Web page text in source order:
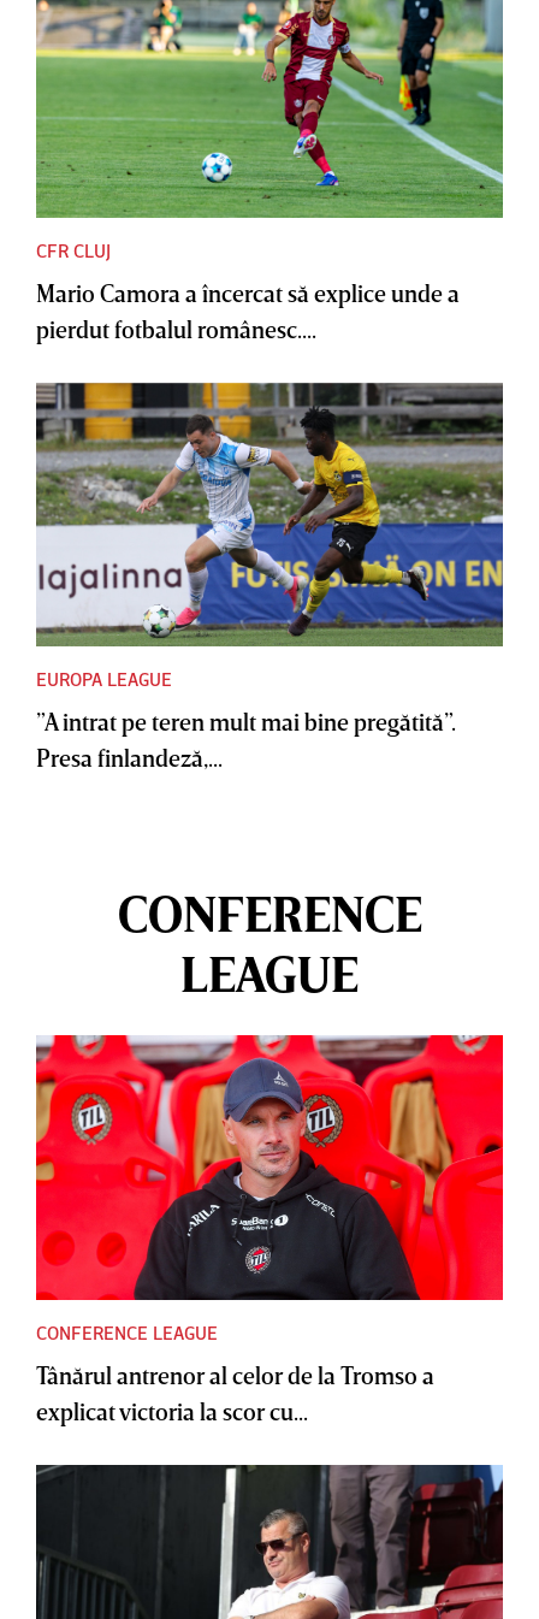
CFR CLUJ
Mario Camora a încercat să explice unde a
pierdut fotbalul românesc....
EUROPA LEAGUE
”A intrat pe teren mult mai bine pregătită”.
Presa finlandeză,...
CONFERENCE
LEAGUE
CONFERENCE LEAGUE
Tânărul antrenor al celor de la Tromso a
explicat victoria la scor cu...